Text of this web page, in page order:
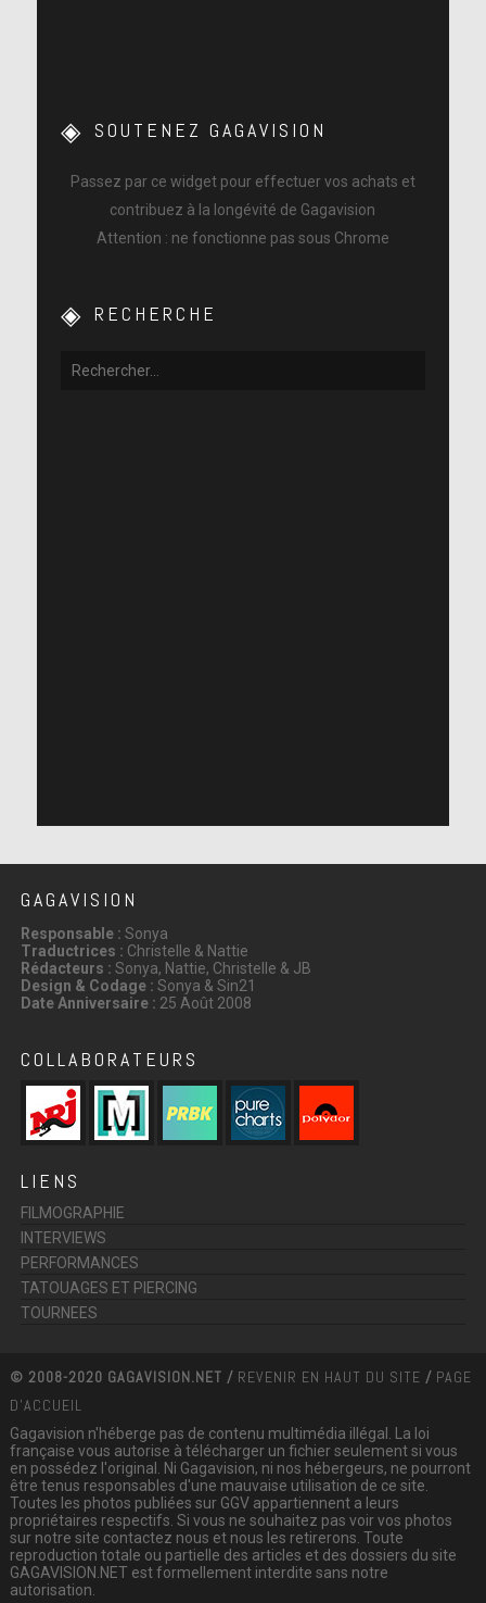
SOUTENEZ GAGAVISION
Passez par ce widget pour effectuer vos achats et
contribuez à la longévité de Gagavision
Attention : ne fonctionne pas sous Chrome
RECHERCHE
GAGAVISION
Responsable : Sonya
Traductrices : Christelle & Nattie
Rédacteurs : Sonya, Nattie, Christelle & JB
Design & Codage : Sonya & Sin21
Date Anniversaire : 25 Août 2008
COLLABORATEURS
LIENS
FILMOGRAPHIE
INTERVIEWS
PERFORMANCES
TATOUAGES ET PIERCING
TOURNEES
© 2008-2020 GAGAVISION.NET / REVENIR EN HAUT DU SITE / PAGE
D'ACCUEIL
Gagavision n'héberge pas de contenu multimédia illégal. La loi
française vous autorise à télécharger un fichier seulement si vous
en possédez l'original. Ni Gagavision, ni nos hébergeurs, ne pourront
être tenus responsables d'une mauvaise utilisation de ce site.
Toutes les photos publiées sur GGV appartiennent a leurs
propriétaires respectifs. Si vous ne souhaitez pas voir vos photos
sur notre site contactez nous et nous les retirerons. Toute
reproduction totale ou partielle des articles et des dossiers du site
GAGAVISION.NET est formellement interdite sans notre
autorisation.